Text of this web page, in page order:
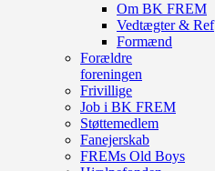
Om BK FREM
Vedtægter & Ref
Formænd
Forældre
foreningen
Frivillige
Job i BK FREM
Støttemedlem
Fanejerskab
FREMs Old Boys